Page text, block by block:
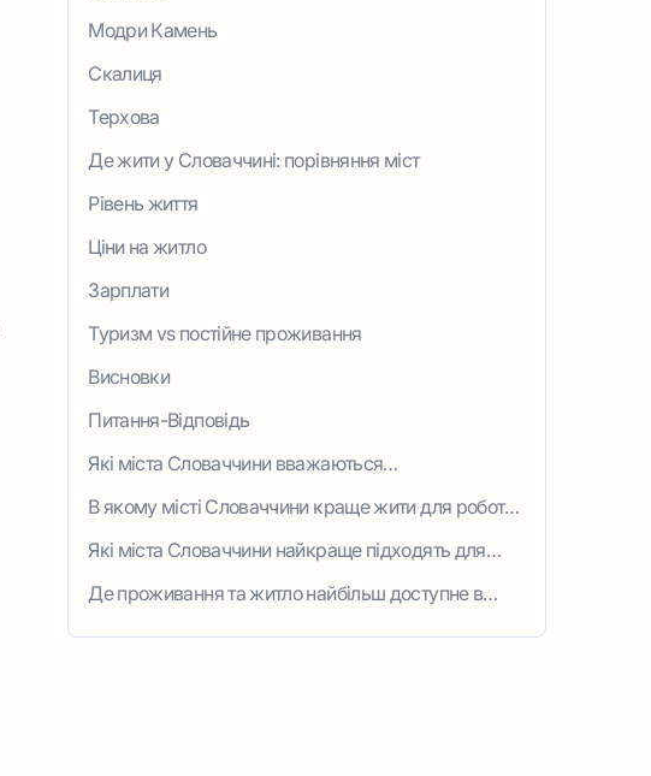
Модри Камень
Скалиця
Терхова
Де жити у Словаччині: порівняння міст
Рівень життя
Ціни на житло
Зарплати
Туризм vs постійне проживання
Висновки
Питання-Відповідь
Які міста Словаччини вважаються
В якому місті Словаччини краще жити для роботи
Які міста Словаччини найкраще підходять для
Де проживання та житло найбільш доступне в